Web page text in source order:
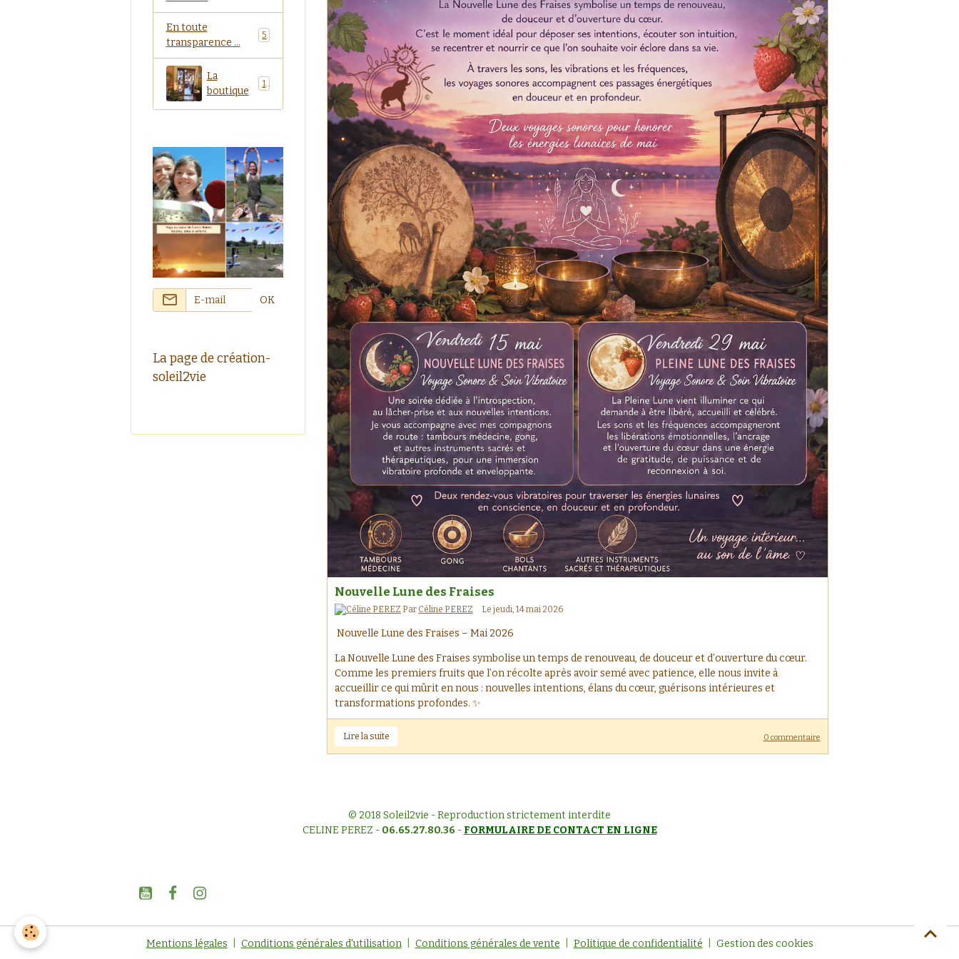
Nouvelle Lune des Fraises
Par Céline PEREZ Le jeudi, 14 mai 2026
Nouvelle Lune des Fraises – Mai 2026
La Nouvelle Lune des Fraises symbolise un temps de renouveau, de douceur et d’ouverture du cœur.
Comme les premiers fruits que l’on récolte après avoir semé avec patience, elle nous invite à
accueillir ce qui mûrit en nous : nouvelles intentions, élans du cœur, guérisons intérieures et
transformations profondes. ✨
Lire la suite 0 commentaire
En toute
transparence ...
5
La
boutique
1
OK
La page de création-
soleil2vie
© 2018 Soleil2vie - Reproduction strictement interdite
CELINE PEREZ - 06.65.27.80.36 - FORMULAIRE DE CONTACT EN LIGNE
Mentions légales Conditions générales d'utilisation Conditions générales de vente Politique de confidentialité Gestion des cookies